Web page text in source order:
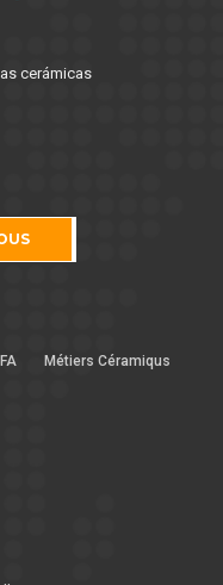
cerámicas
Métiers Céramiqus